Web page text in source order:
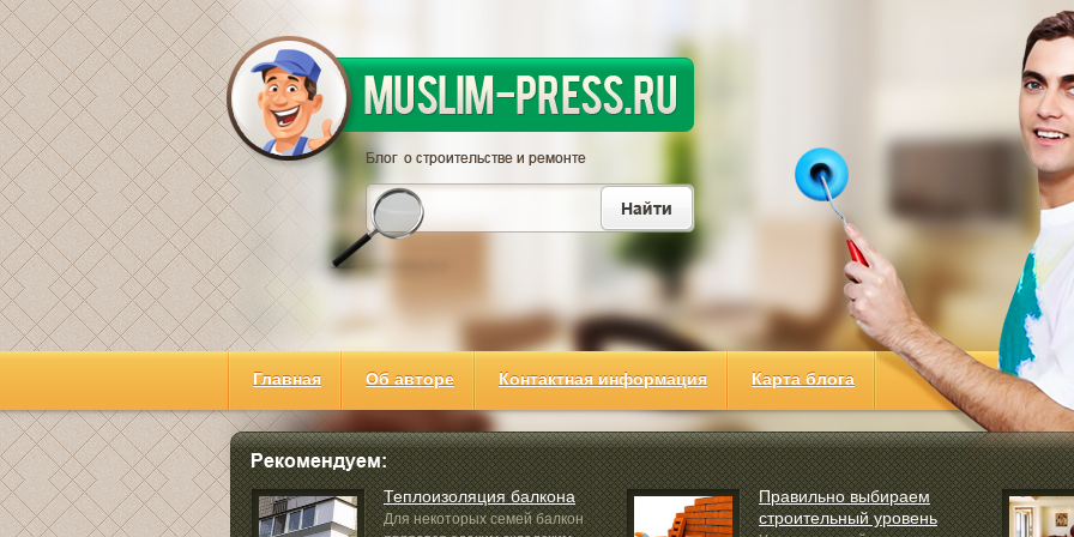
Главная Об авторе Контактная информация Карта блога
Теплоизоляция балкона
Для некоторых семей балкон
Правильно выбираем
строительный уровень